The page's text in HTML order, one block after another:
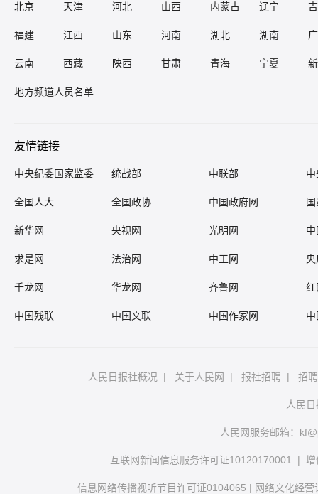
北京 天津 河北 山西 内蒙古 辽宁
福建 江西 山东 河南 湖北 湖南
云南 西藏 陕西 甘肃 青海 宁夏
地方频道人员名单
友情链接
中央纪委国家监委 统战部 中联部
全国人大 全国政协 中国政府网
新华网 央视网 光明网
求是网 法治网 中工网 央
千龙网 华龙网 齐鲁网 红
中国残联 中国文联 中国作家网
人民日报社概况 | 关于人民网 | 报社招聘 | 招
人民
人民网服务邮箱：
互联网新闻信息服务许可证10120170001 | 增
信息网络传播视听节目许可证0104065 | 网络文化经